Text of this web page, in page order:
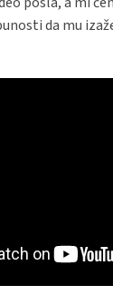
da mu